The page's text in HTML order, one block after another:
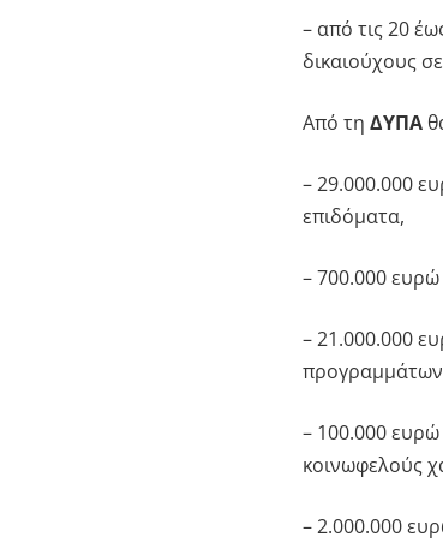
– από τις 20
δικαιούχους
Από τη ΔΥΠΑ
– 29.000.000
επιδόματα,
– 700.000 ευρώ
– 21.000.000
– 100.000
κοινωφελούς
– 2.000.000